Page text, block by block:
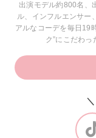
出演モデル約800名、
ル、インフルエンサー
アルなコーデを毎日19
ク”にこだわっ